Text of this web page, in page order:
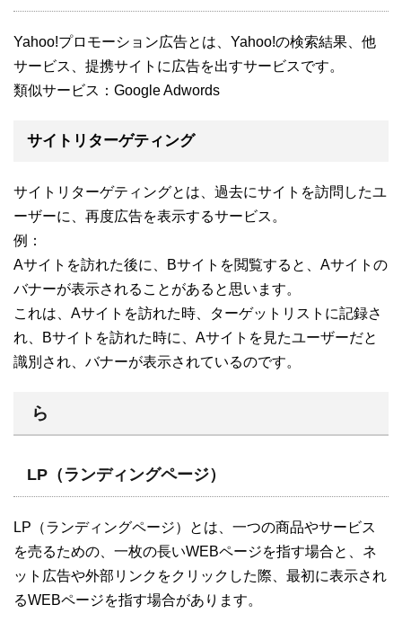
Yahoo!プロモーション広告とは、Yahoo!の検索結果、他
サービス、提携サイトに広告を出すサービスです。
類似サービス：Google Adwords
サイトリターゲティング
サイトリターゲティングとは、過去にサイトを訪問したユ
ーザーに、再度広告を表示するサービス。
例：
Aサイトを訪れた後に、Bサイトを閲覧すると、Aサイトの
バナーが表示されることがあると思います。
これは、Aサイトを訪れた時、ターゲットリストに記録さ
れ、Bサイトを訪れた時に、Aサイトを見たユーザーだと
識別され、バナーが表示されているのです。
ら
LP（ランディングページ）
LP（ランディングページ）とは、一つの商品やサービス
を売るための、一枚の長いWEBページを指す場合と、ネ
ット広告や外部リンクをクリックした際、最初に表示され
るWEBページを指す場合があります。